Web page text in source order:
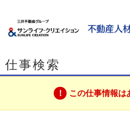
仕事検索
この仕事情報は